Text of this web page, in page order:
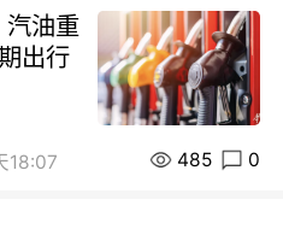
汽油重
出行
18:07 485 0